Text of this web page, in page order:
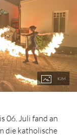
KJM
06. Juli fand an
die katholische